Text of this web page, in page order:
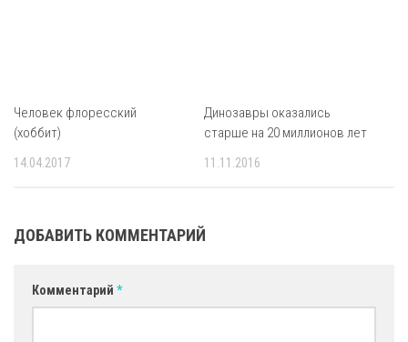
Человек флоресский
(хоббит)
14.04.2017
Динозавры оказались
старше на 20 миллионов лет
11.11.2016
ДОБАВИТЬ КОММЕНТАРИЙ
Комментарий *